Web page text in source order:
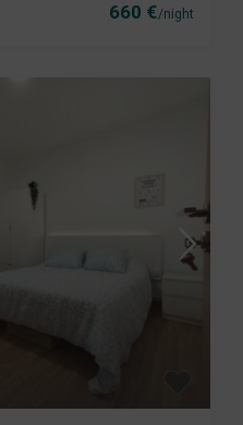
660 €/night